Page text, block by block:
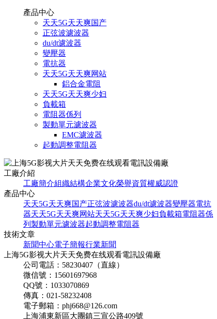
產品中心
天天5G天天爽国产
正弦波濾波器
du/dt濾波器
變壓器
電抗器
天天5G天天爽网站
鋁合金電阻
天天5G天天爽少妇
負載箱
電阻器係列
製動單元濾波器
EMC濾波器
起動調整電阻器
工廠介紹
工廠簡介組織結構企業文化榮譽資質權威認證
產品中心
天天5G天天爽国产正弦波濾波器du/dt濾波器變壓器電抗
器天天5G天天爽网站天天5G天天爽少妇負載箱電阻器係
列 製動單元濾波器起動調整電阻器
技術文章
新聞中心電子簡報行業新聞
上海5G影视大片天天免费在线观看電訊設備廠
公司電話：58230407（直線）
微信號：15601697968
QQ號：1033070869
傳真：021-58232408
電子郵箱：phj668@126.com
上海浦東新區大團鎮三宣公路409號